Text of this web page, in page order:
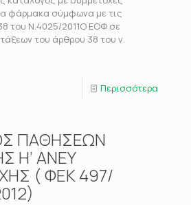
φάρμακα σύμφωνα με τις
του Ν.4025/2011Ο ΕΟΦ σε
του άρθρου 38 του ν.
Περισσότερα
ΠΑΘΗΣΕΩΝ
Η’ ΑΝΕΥ
( ΦΕΚ 497/